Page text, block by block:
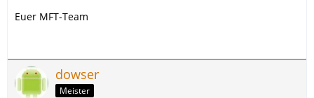
Euer MFT-Team
dowser
Meister